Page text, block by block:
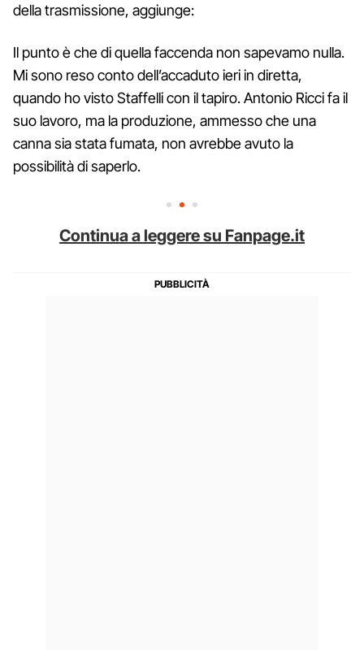
della trasmissione, aggiunge:
Il punto è che di quella faccenda non sapevamo nulla.
Mi sono reso conto dell’accaduto ieri in diretta,
quando ho visto Staffelli con il tapiro. Antonio Ricci fa il
suo lavoro, ma la produzione, ammesso che una
canna sia stata fumata, non avrebbe avuto la
possibilità di saperlo.
Continua a leggere su Fanpage.it